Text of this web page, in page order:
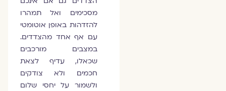
מסכימים ואל תמהרו
להזדהות באופן אוטומטי
עם אף אחד מהצדדים.
במצבים מורכבים
שכאלו, עדיף לצאת
חכמים ולא צודקים
ולשמור על יחסי שלום